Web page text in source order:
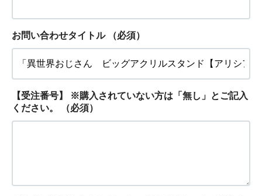
お問い合わせタイトル （必須）
【受注番号】 ※購入されていない方は「無し」とご記入
ください。
（必須）